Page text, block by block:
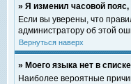
» Я изменил часовой
Если вы уверены, что
администратору об этой
Вернуться наверх
» Моего языка нет в
Наиболее вероятные